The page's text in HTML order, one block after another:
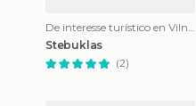
De interesse turístico en Vilnius
Stebuklas
(2)